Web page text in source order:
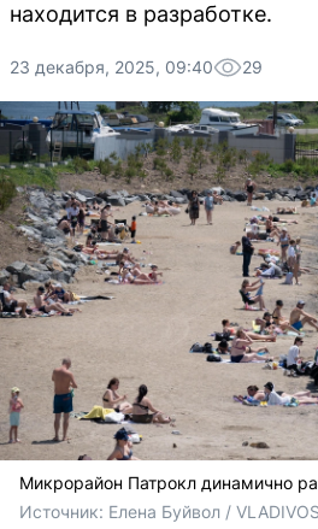
находится в разработке.
23 декабря, 2025, 09:40 29
Микрорайон Патрокл динамично
Источник: Елена Буйвол /